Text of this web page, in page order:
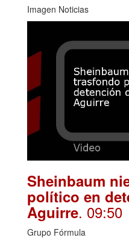
Imagen Noticias
Sheinbaum
político en
Aguirre. 09:50
Grupo Fórmula